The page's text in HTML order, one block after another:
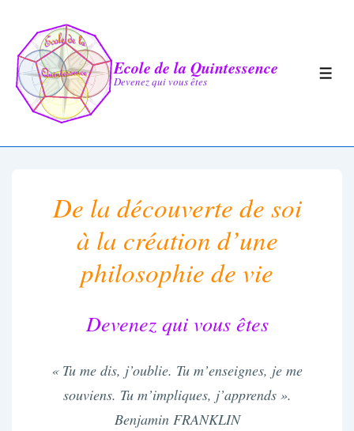
passer
contenu
principal
Ecole de la Quintessence
Devenez qui vous êtes
De la découverte de soi
à la création d’une
philosophie de vie
Devenez qui vous êtes
« Tu me dis, j’oublie. Tu m’enseignes, je me
souviens. Tu m’impliques, j’apprends ».
Benjamin FRANKLIN